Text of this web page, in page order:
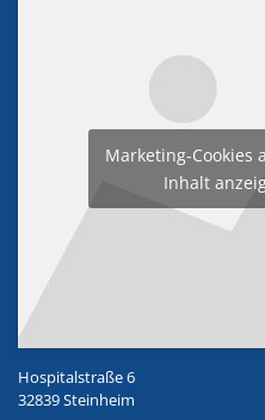
Marketing-Cookies
Inhalt
Hospitalstraße 6
32839 Steinheim